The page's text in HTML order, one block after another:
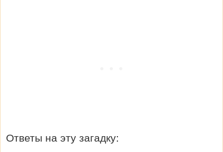
Ответы на эту загадку: